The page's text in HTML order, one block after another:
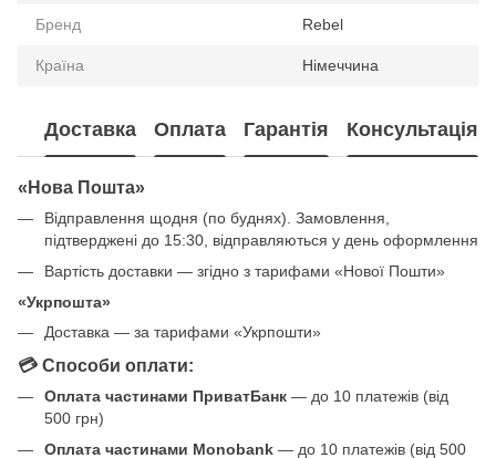
Бренд Rebel
Країна Німеччина
Доставка Оплата Гарантія Консультація
«Нова Пошта»
Відправлення щодня (по буднях). Замовлення,
підтверджені до 15:30, відправляються у день оформлення
Вартість доставки — згідно з тарифами «Нової Пошти»
«Укрпошта»
Доставка — за тарифами «Укрпошти»
💳 Способи оплати:
Оплата частинами ПриватБанк — до 10 платежів (від
500 грн)
Оплата частинами Monobank — до 10 платежів (від 500